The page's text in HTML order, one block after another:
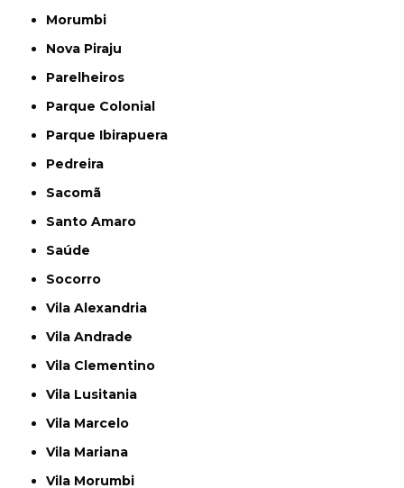
Morumbi
Nova Piraju
Parelheiros
Parque Colonial
Parque Ibirapuera
Pedreira
Sacomã
Santo Amaro
Saúde
Socorro
Vila Alexandria
Vila Andrade
Vila Clementino
Vila Lusitania
Vila Marcelo
Vila Mariana
Vila Morumbi